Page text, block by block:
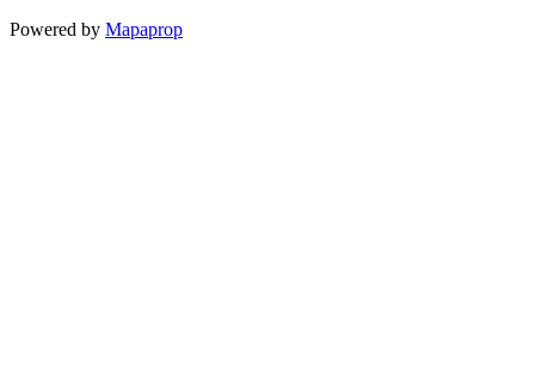
Powered by Mapaprop